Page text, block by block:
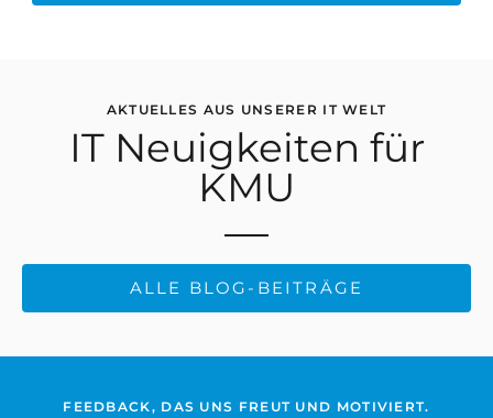
AKTUELLES AUS UNSERER IT WELT
IT Neuigkeiten für
KMU
ALLE BLOG-BEITRÄGE
FEEDBACK, DAS UNS FREUT UND MOTIVIERT.